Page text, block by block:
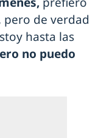
pero de verdad
hasta las
no puedo